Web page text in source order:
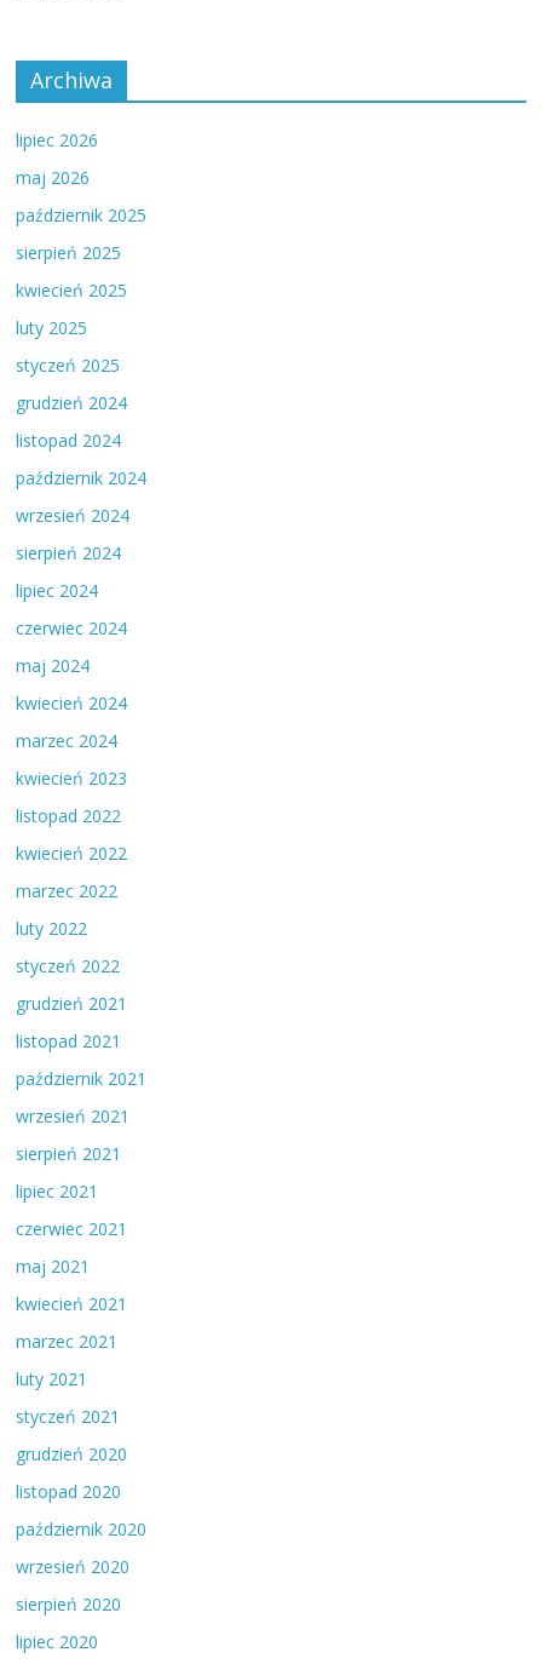
Archiwa
lipiec 2026
maj 2026
październik 2025
sierpień 2025
kwiecień 2025
luty 2025
styczeń 2025
grudzień 2024
listopad 2024
październik 2024
wrzesień 2024
sierpień 2024
lipiec 2024
czerwiec 2024
maj 2024
kwiecień 2024
marzec 2024
kwiecień 2023
listopad 2022
kwiecień 2022
marzec 2022
luty 2022
styczeń 2022
grudzień 2021
listopad 2021
październik 2021
wrzesień 2021
sierpień 2021
lipiec 2021
czerwiec 2021
maj 2021
kwiecień 2021
marzec 2021
luty 2021
styczeń 2021
grudzień 2020
listopad 2020
październik 2020
wrzesień 2020
sierpień 2020
lipiec 2020